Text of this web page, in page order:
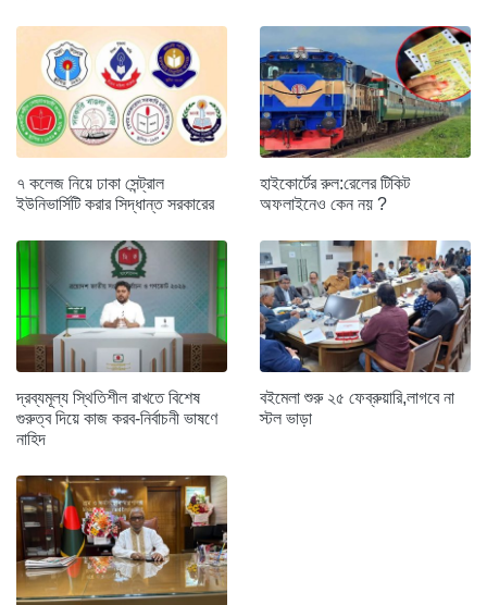
৭ কলেজ নিয়ে ঢাকা সেন্ট্রাল
ইউনিভার্সিটি করার সিদ্ধান্ত সরকারের
হাইকোর্টের রুল:রেলের টিকিট
অফলাইনেও কেন নয় ?
দ্রব্যমূল্য স্থিতিশীল রাখতে বিশেষ
গুরুত্ব দিয়ে কাজ করব-নির্বাচনী ভাষণে
নাহিদ
বইমেলা শুরু ২৫ ফেব্রুয়ারি,লাগবে না
স্টল ভাড়া